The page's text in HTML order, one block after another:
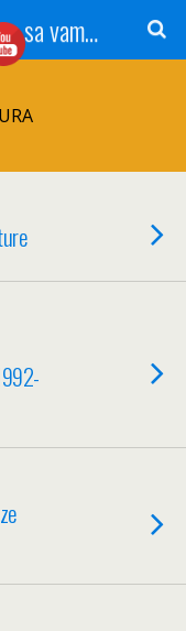
Radio Gradačac - 56 godina sa vama...